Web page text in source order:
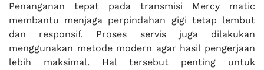
Penanganan tepat pada transmisi Mercy matic
membantu menjaga perpindahan gigi tetap lembut
dan responsif. Proses servis juga dilakukan
menggunakan metode modern agar hasil pengerjaan
lebih maksimal. Hal tersebut penting untuk